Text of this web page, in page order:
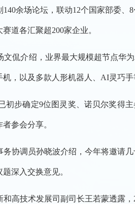
余场论坛，联动12个国家部委、
道各汇聚超200家企业。
侃介绍，业界最大规模超节点华
，以及多款人形机器人、AI灵巧手
步确定9位图灵奖、诺贝尔奖得
参会分享。
协调员孙晓波介绍，今年将邀请
深入交换意见。
高技术发展司副司长王若蒙透露